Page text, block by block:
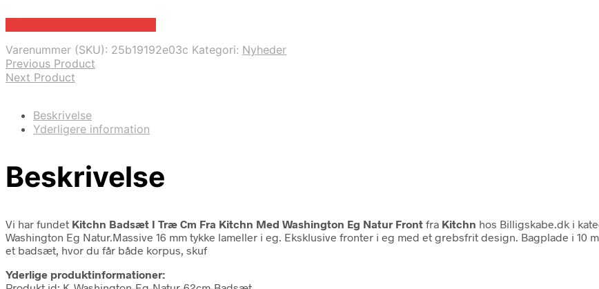
Varenummer (SKU): 25b19192e03c Kategori: Nyheder
Previous Product
Next Product
Beskrivelse
Yderligere information
Beskrivelse
Vi har fundet Kitchn Badsæt I Træ Cm Fra Kitchn Med Washington Eg Natur Front fra Kitchn hos Billigskabe.dk i
Washington Eg Natur.Massive 16 mm tykke lameller i eg. Eksklusive fronter i eg med et grebsfrit design. Bagplade i 10
et badsæt, hvor du får både korpus, skuf
Yderlige produktinformationer: